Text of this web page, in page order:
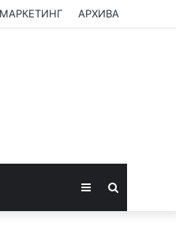
МАРКЕТИНГ АРХИВА
Sidebar